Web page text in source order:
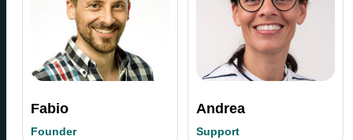
Fabio
Founder
Andrea
Support